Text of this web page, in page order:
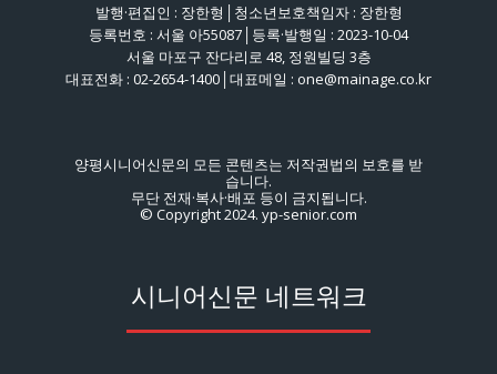
발행·편집인 : 장한형│청소년보호책임자 : 장한형
등록번호 : 서울 아55087│등록·발행일 : 2023-10-04
서울 마포구 잔다리로 48, 정원빌딩 3층
대표전화 : 02-2654-1400│대표메일 : one@mainage.co.kr
양평시니어신문의 모든 콘텐츠는 저작권법의 보호를 받
습니다.
무단 전재·복사·배포 등이 금지됩니다.
© Copyright 2024. yp-senior.com
시니어신문 네트워크